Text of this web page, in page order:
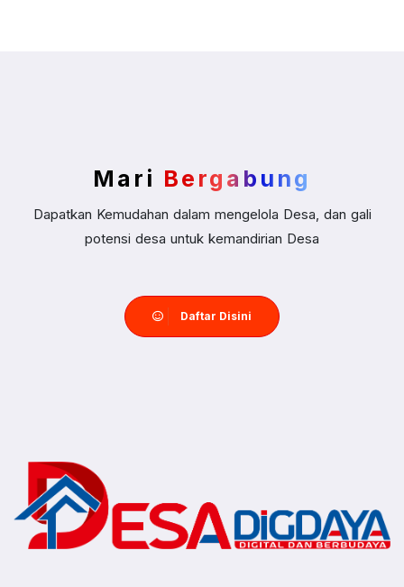
Mari Bergabung
Dapatkan Kemudahan dalam mengelola Desa, dan gali
potensi desa untuk kemandirian Desa
Daftar Disini